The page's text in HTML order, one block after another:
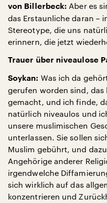
von Billerbeck: Aber es
das Erstaunliche daran –
Stereotype, die uns
erinnern, die jetzt
Trauer über niveaulose
Soykan: Was ich da
gerufen worden sind,
gemacht, und ich finde,
natürlich niveaulos und
unsere muslimischen
unterlassen. Sie sollen
Muslim gebührt, und
Angehörige anderer
irgendwelche
sich wirklich auf das
konzentrieren und